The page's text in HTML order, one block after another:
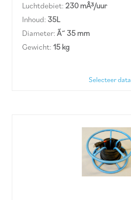
Luchtdebiet: 230 mÂ³/uur
Inhoud: 35L
Diameter: Ã˜ 35 mm
Gewicht: 15 kg
Selecteer data